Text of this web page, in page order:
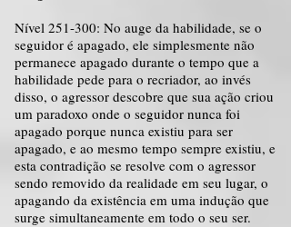
Nível 251-300: No auge da habilidade, se o
seguidor é apagado, ele simplesmente não
permanece apagado durante o tempo que a
habilidade pede para o recriador, ao invés
disso, o agressor descobre que sua ação criou
um paradoxo onde o seguidor nunca foi
apagado porque nunca existiu para ser
apagado, e ao mesmo tempo sempre existiu, e
esta contradição se resolve com o agressor
sendo removido da realidade em seu lugar, o
apagando da existência em uma indução que
surge simultaneamente em todo o seu ser.